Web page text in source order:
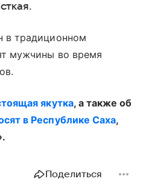
в традиционном
мужчины во время
якутка, а также об
в Республике Саха,
Поделиться